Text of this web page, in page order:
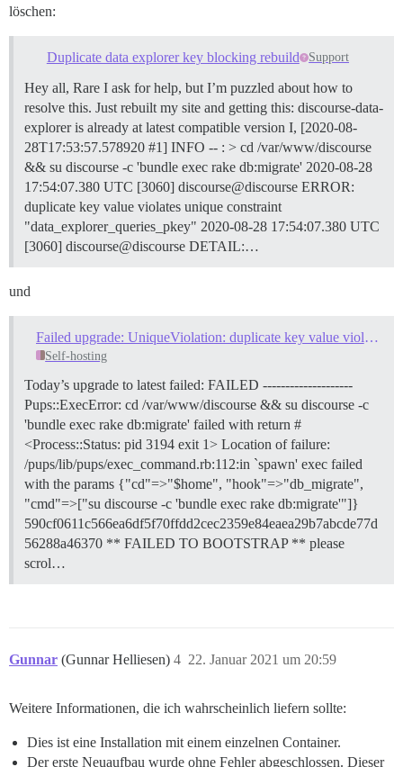
löschen:
Duplicate data explorer key blocking rebuild Support
Hey all, Rare I ask for help, but I’m puzzled about how to
resolve this. Just rebuilt my site and getting this: discourse-data-
explorer is already at latest compatible version I, [2020-08-
28T17:53:57.578920 #1] INFO -- : > cd /var/www/discourse
&& su discourse -c 'bundle exec rake db:migrate' 2020-08-28
17:54:07.380 UTC [3060] discourse@discourse ERROR:
duplicate key value violates unique constraint
"data_explorer_queries_pkey" 2020-08-28 17:54:07.380 UTC
[3060] discourse@discourse DETAIL:…
und
Failed upgrade: UniqueViolation: duplicate key value violates unique constraint "data_explorer_queries_pkey"
Self-hosting
Today’s upgrade to latest failed: FAILED --------------------
Pups::ExecError: cd /var/www/discourse && su discourse -c
'bundle exec rake db:migrate' failed with return #
<Process::Status: pid 3194 exit 1> Location of failure:
/pups/lib/pups/exec_command.rb:112:in `spawn' exec failed
with the params {"cd"=>"$home", "hook"=>"db_migrate",
"cmd"=>["su discourse -c 'bundle exec rake db:migrate'"]}
590cf0611c566ea6df5f70ffdd2cec2359e84eaea29b7abcde77d
56288a46370 ** FAILED TO BOOTSTRAP ** please
scrol…
Gunnar (Gunnar Helliesen) 22. Januar 2021 um 20:59
4
Weitere Informationen, die ich wahrscheinlich liefern sollte:
Dies ist eine Installation mit einem einzelnen Container.
Der erste Neuaufbau wurde ohne Fehler abgeschlossen. Dieser